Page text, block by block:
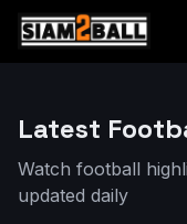
Latest
Watch football
updated daily